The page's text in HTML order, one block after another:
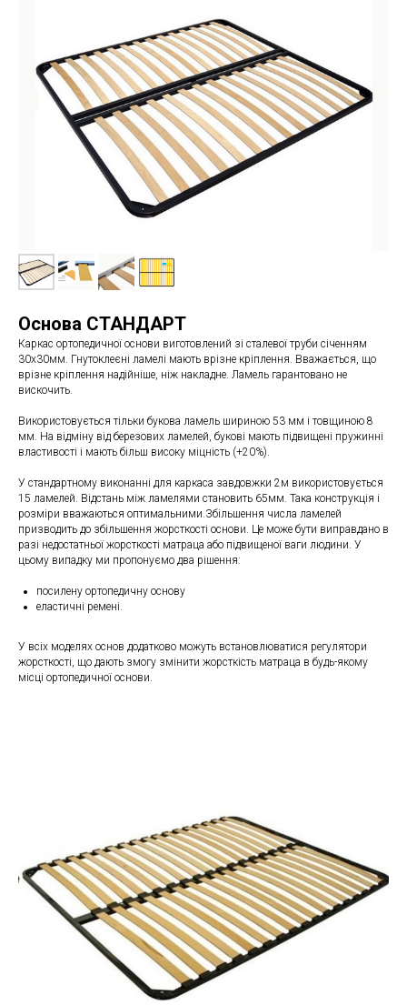
Основа СТАНДАРТ
Каркас ортопедичної основи виготовлений зі сталевої труби січенням
30х30мм. Гнутоклеєні ламелі мають врізне кріплення. Вважається, що
врізне кріплення надійніше, ніж накладне. Ламель гарантовано не
вискочить.
Використовується тільки букова ламель шириною 53 мм і товщиною 8
мм. На відміну від березових ламелей, букові мають підвищені пружинні
властивості і мають більш високу міцність (+20%).
У стандартному виконанні для каркаса завдовжки 2м використовується
15 ламелей. Відстань між ламелями становить 65мм. Така конструкція і
розміри вважаються оптимальними.Збільшення числа ламелей
призводить до збільшення жорсткості основи. Це може бути виправдано в
разі недостатньої жорсткості матраца або підвищеної ваги людини. У
цьому випадку ми пропонуємо два рішення:
посилену ортопедичну основу
еластичні ремені.
У всіх моделях основ додатково можуть встановлюватися регулятори
жорсткості, що дають змогу змінити жорсткість матраца в будь-якому
місці ортопедичної основи.